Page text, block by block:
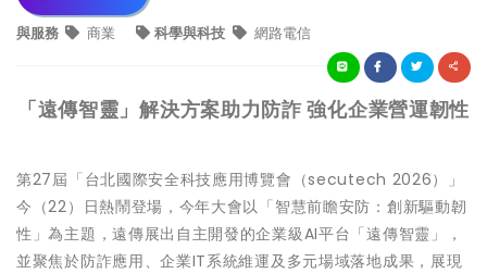
與服務 商業 科學與科技 網路電信
「遠傳智靈」解決方案助力防詐 強化企業營運韌性
第27屆「台北國際安全科技應用博覽會（secutech 2026）」
今（22）日熱鬧登場，今年大會以「智慧前瞻安防：創新驅動韌
性」為主題，遠傳展出自主開發的企業級AI平台「遠傳智靈」，
並聚焦於防詐應用、企業IT系統維運及多元場域落地成果，展現